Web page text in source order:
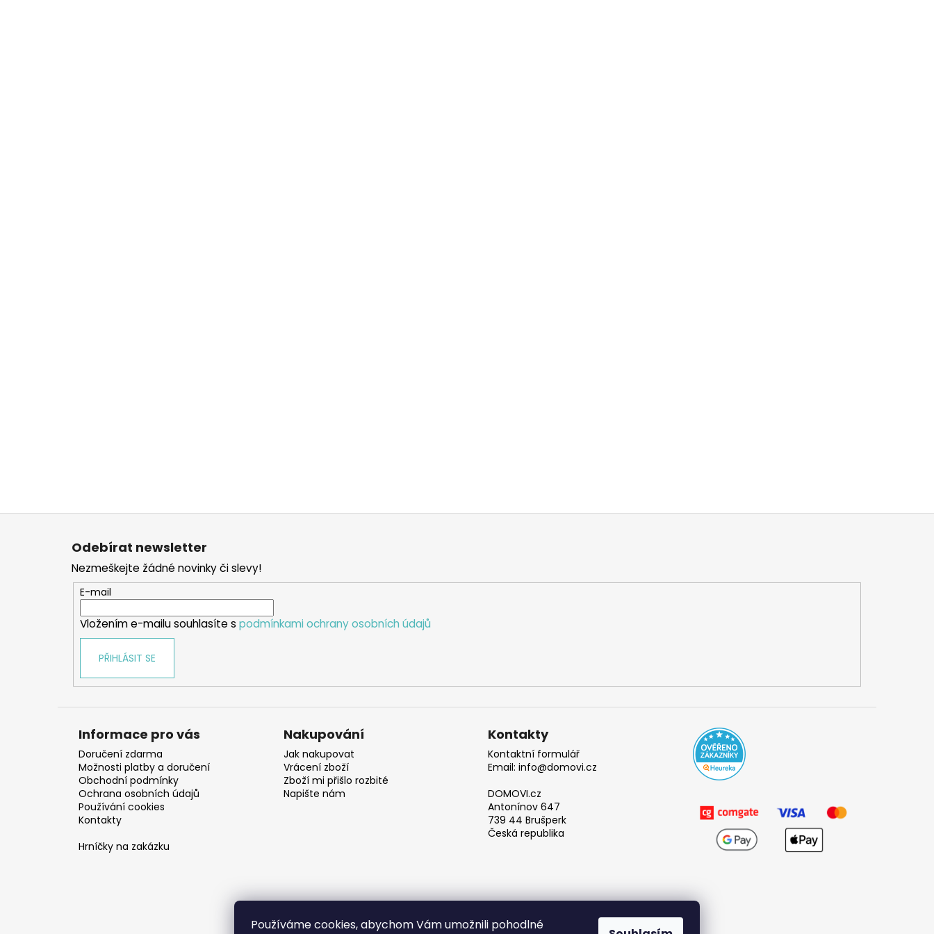
Používáme cookies, abychom Vám umožnili pohodlné
Z
Odebírat newsletter
Nezmeškejte žádné novinky či slevy!
E-mail
Vložením e-mailu souhlasíte s podmínkami ochrany osobních údajů
PŘIHLÁSIT SE
Informace pro vás
Doručení zdarma
Možnosti platby a doručení
Obchodní podmínky
Ochrana osobních údajů
Používání cookies
Kontakty
Hrníčky na zakázku
Nakupování
Jak nakupovat
Vrácení zboží
Zboží mi přišlo rozbité
Napište nám
Kontakty
Kontaktní formulář
Email: info@domovi.cz
DOMOVI.cz
Antonínov 647
739 44 Brušperk
Česká republika